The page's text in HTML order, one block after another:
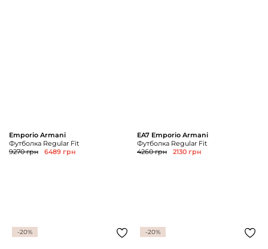
Emporio Armani
Футболка Regular Fit
9270 грн
6489 грн
EA7 Emporio Armani
Футболка Regular Fit
4260 грн
2130 грн
-20% -20%